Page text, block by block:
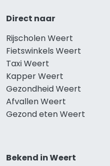
Direct naar
Rijscholen Weert
Fietswinkels Weert
Taxi Weert
Kapper Weert
Gezondheid Weert
Afvallen Weert
Gezond eten Weert
Bekend in Weert